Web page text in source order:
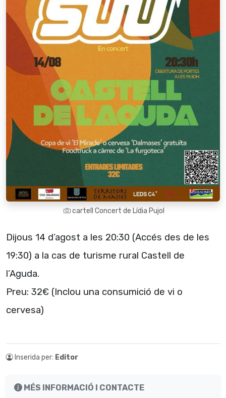
cartell Concert de Lídia Pujol
Dijous 14 d’agost a les 20:30 (Accés des de les
19:30) a la cas de turisme rural Castell de
l’Aguda.
Preu: 32€ (Inclou una consumició de vi o
cervesa)
Inserida per: Editor
MÉS INFORMACIÓ I CONTACTE